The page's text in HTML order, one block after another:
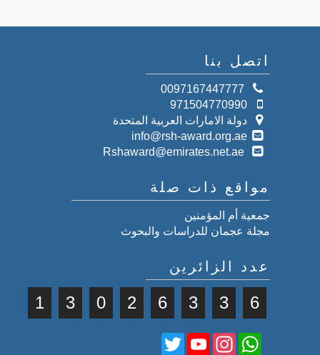
اتصل بنا
971504770990
دولة الامارات العربية المتحدة
info@rsh-award.org.ae
Rshaward@emirates.net.ae
مواقع ذات صلة
جمعية أم المؤمنين
مجلة عجمان للدراسات والبحوث
عدد الزائرين
1 3 0 2 6 3 3 6
Twitter
YouTube
Channel
InstagramWhatsApp